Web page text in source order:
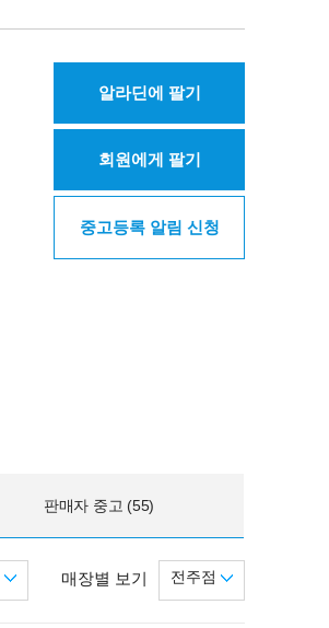
알라딘에 팔기
회원에게 팔기
중고등록 알림 신청
판매자 중고 (55)
매장별 보기 전주점